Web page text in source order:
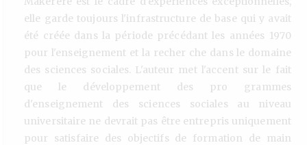
elle garde toujours l'infrastructure de base qui y avait
été créée dans la période précédant les années 1970
pour l'enseignement et la recher che dans le domaine
des sciences sociales. L'auteur met l'accent sur le fait
que le développement des pro grammes
d'enseignement des sciences sociales au niveau
universitaire ne devrait pas être entrepris uniquement
pour satisfaire des objectifs de formation de main